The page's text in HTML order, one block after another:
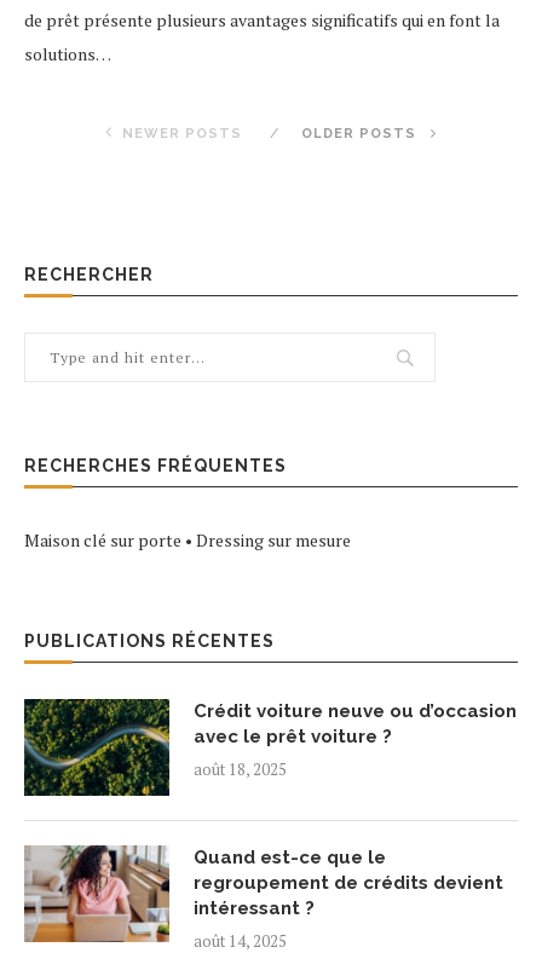
de prêt présente plusieurs avantages significatifs qui en font la
solutions…
NEWER POSTS OLDER POSTS
RECHERCHER
RECHERCHES FRÉQUENTES
Maison clé sur porte • Dressing sur mesure
PUBLICATIONS RÉCENTES
Crédit voiture neuve ou d’occasion
avec le prêt voiture ?
août 18, 2025
Quand est-ce que le
regroupement de crédits devient
intéressant ?
août 14, 2025